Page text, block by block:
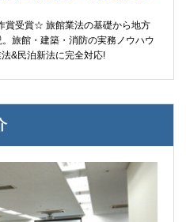
賞受賞☆ 旅館業法の基礎から地方
旅館・建築・消防の実務ノウハウ
&民泊新法に完全対応!